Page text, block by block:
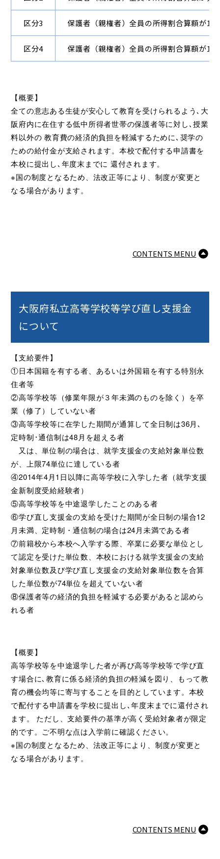
区分3 保護者（親権者）全員の所得割合算額が
区分4 保護者（親権者）全員の所得割合算額が
【概要】
全ての意志ある生徒が安心して教育を受けられるよう､大
阪府内に在住する低中所得者世帯の保護者等に対し､授業
料以外の 教育費の経済的負担を軽減するために､奨学の
ための給付金が支給されます。本校で配付する申請書を
本校に提出し､年度末までに 還付されます。
※国の制度となるため、法改正等により、制度が変更と
なる場合があります。
CONTENTS MENU
大阪府私立高等学校等学び直し支援金
について
【支給要件】
①日本国籍を有する者、あるいは外国籍を有する特別永
住者等
②高等学校等（修業年限が３年未満のものを除く）を卒
業（修了）していない者
③高等学校等に在学した期間が通算して全日制は36月､
定時制･通信制は48月を超える者
又は、単位制の場合は、就学支援金の支給対象単位数
が、上限74単位に達している者
④2014年4月1日以降に高等学校に入学した者（就学支援
金新制度受給経験者）
⑤高等学校等を中途退学したことのある者
⑥学び直し支援金の支給を受けた期間が全日制の場合12
月未満、定時制・通信制の場合は24月未満である者
⑦前籍校から本校へ入学する際、卒業に必要な単位とし
て認定を受けた単位数、本校における就学支援金の支給
対象単位数及び学び直し支援金の支給対象単位数を合算
した単位数が74単位を超えていない者
⑧保護者等の経済的負担を軽減する必要があると認めら
れる者
【概要】
高等学校等を中途退学した者が再び高等学校等で学び直
す場合に､教育に係る経済的負担の軽減を図り、もって教
育の機会均等に寄与することを目的としています。本校
で配付する申請書を学校に提出し､年度末までに還付され
ます。 ただし、支給要件の基準が高く受給対象者が限定
的です。ご不明な点は入学前に確認ください。
※国の制度となるため、法改正等により、制度が変更と
なる場合があります。
CONTENTS MENU